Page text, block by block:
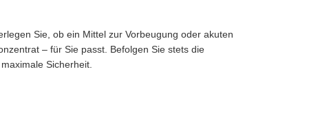
Sie, ob ein Mittel zur Vorbeugung oder akuten
– für Sie passt. Befolgen Sie stets die
Sicherheit.